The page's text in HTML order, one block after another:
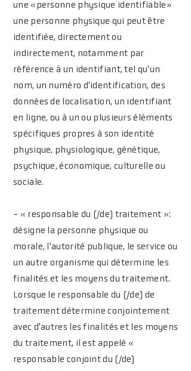
une «personne physique identifiable»
une personne physique qui peut être
identifiée, directement ou
indirectement, notamment par
référence à un identifiant, tel qu'un
nom, un numéro d'identification, des
données de localisation, un identifiant
en ligne, ou à un ou plusieurs éléments
spécifiques propres à son identité
physique, physiologique, génétique,
psychique, économique, culturelle ou
sociale.
- « responsable du (/de) traitement »:
désigne la personne physique ou
morale, l'autorité publique, le service ou
un autre organisme qui détermine les
finalités et les moyens du traitement.
Lorsque le responsable du (/de) de
traitement détermine conjointement
avec d'autres les finalités et les moyens
du traitement, il est appelé «
responsable conjoint du (/de)